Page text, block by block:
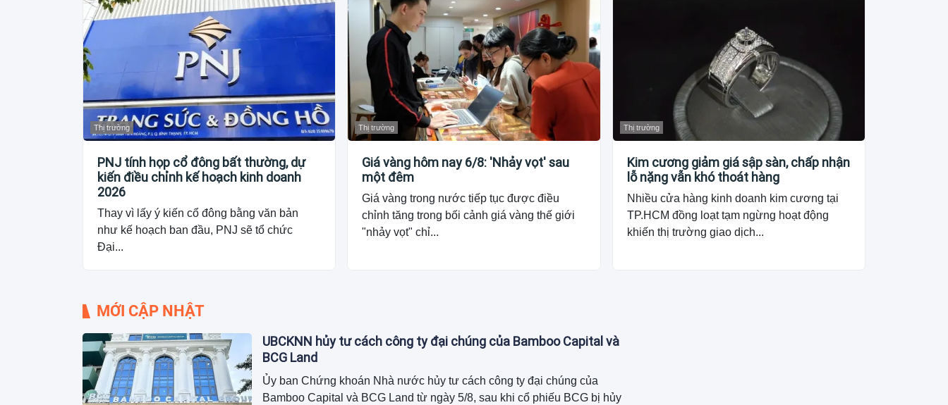
Thị trường
PNJ tính họp cổ đông bất thường, dự
kiến điều chỉnh kế hoạch kinh doanh
2026
Thay vì lấy ý kiến cổ đông bằng văn bản
như kế hoạch ban đầu, PNJ sẽ tổ chức
Đại...
Thị trường
Giá vàng hôm nay 6/8: 'Nhảy vọt' sau
một đêm
Giá vàng trong nước tiếp tục được điều
chỉnh tăng trong bối cảnh giá vàng thế giới
"nhảy vọt" chỉ...
Thị trường
Kim cương giảm giá sập sàn, chấp nhận
lỗ nặng vẫn khó thoát hàng
Nhiều cửa hàng kinh doanh kim cương tại
TP.HCM đồng loạt tạm ngừng hoạt động
khiến thị trường giao dịch...
MỚI CẬP NHẬT
UBCKNN hủy tư cách công ty đại chúng của Bamboo Capital và
BCG Land
Ủy ban Chứng khoán Nhà nước hủy tư cách công ty đại chúng của
Bamboo Capital và BCG Land từ ngày 5/8, sau khi cổ phiếu BCG bị hủy